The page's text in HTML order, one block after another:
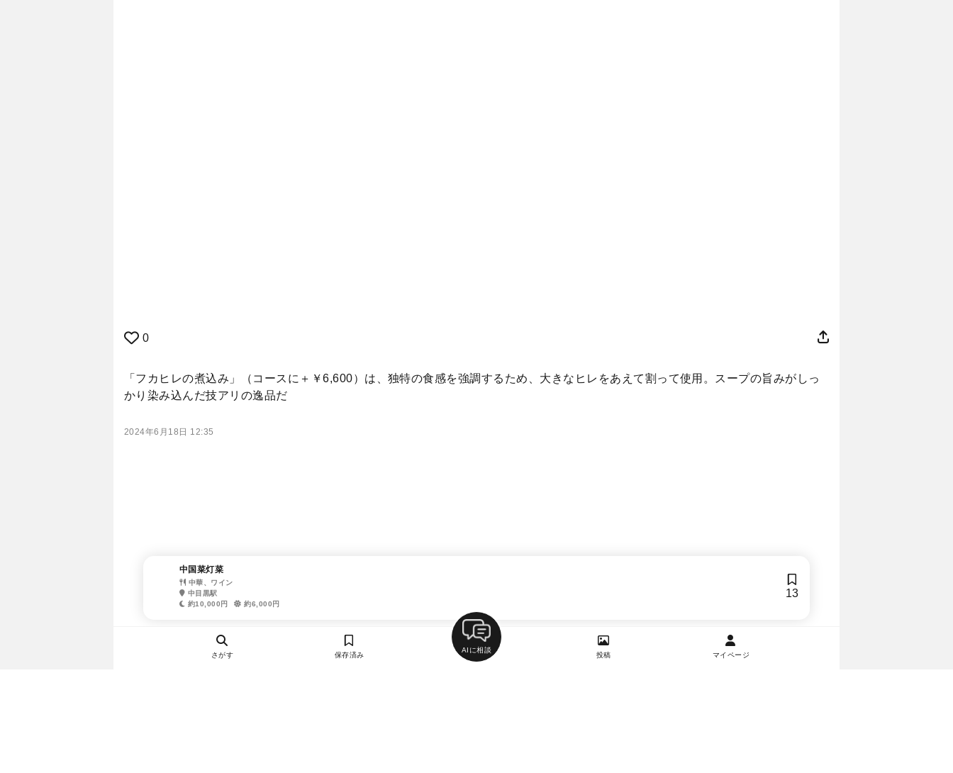
0
「フカヒレの煮込み」（コースに＋￥6,600）は、独特の食感を強調するため、大きなヒレをあえて割って使用。スープの旨みがしっ
かり染み込んだ技アリの逸品だ
2024年6月18日 12:35
中国菜灯菜
中華、ワイン
中目黒駅
約10,000円
約6,000円
13
さがす 保存済み
AIに相談
投稿 マイページ